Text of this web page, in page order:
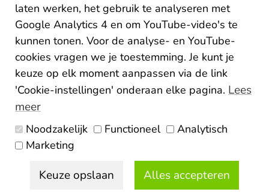
BTW8133.20.343.B.01
KvK34207150
IBANNL26ABNA0507435125
Algemene voorwaarden
Disclaimer Colofon
© 2026 Elaa
laten werken, het gebruik te analyseren met
Google Analytics 4 en om YouTube-video's te
kunnen tonen. Voor de analyse- en YouTube-
cookies vragen we je toestemming. Je kunt je
keuze op elk moment aanpassen via de link
'Cookie-instellingen' onderaan elke pagina. Lees
meer
Noodzakelijk Functioneel
Analytisch
Marketing
Keuze opslaan Alles accepteren